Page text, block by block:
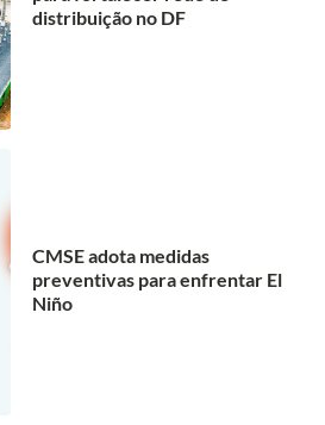
distribuição no DF
CMSE adota medidas
preventivas para enfrentar El
Niño